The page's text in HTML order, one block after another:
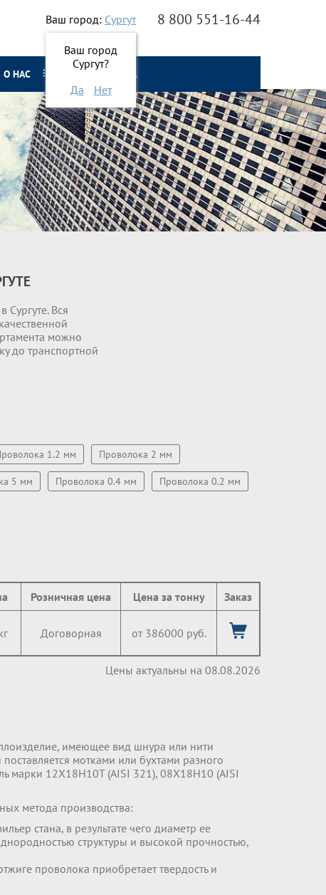
Ваш город: Сургут
Ваш город
Сургут?
Да
Нет
8 800 551-16-44
О НАС ОНЛАЙН ЗАЯВКА
Вся
можно
до транспортной
1.2 мм Проволока 2 мм
5 мм Проволока 0.4 мм Проволока 0.2 мм
Розничная цена Цена за тонну
Заказ
Договорная от 386000 руб.
Цены актуальны на 08.08.2026
имеющее вид шнура или нити
мотками или бухтами разного
марки 12Х18Н10Т (AISI 321), 08Х18Н10 (AISI
метода производства:
стана, в результате чего диаметр ее
структуры и высокой прочностью,
проволока приобретает твердость и